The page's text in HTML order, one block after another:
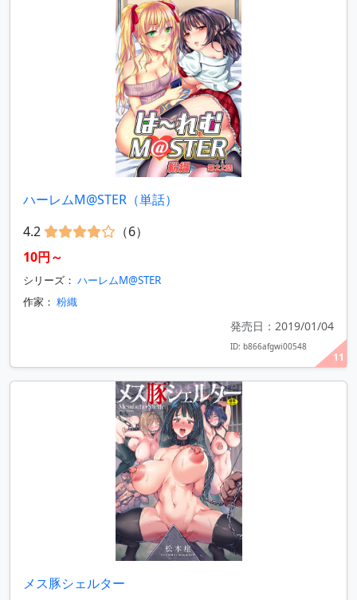
11
ハーレムM@STER（単話）
4.2
（6）
10円～
シリーズ： ハーレムM@STER
作家： 粉織
発売日：2019/01/04
ID: b866afgwi00548
メス豚シェルター